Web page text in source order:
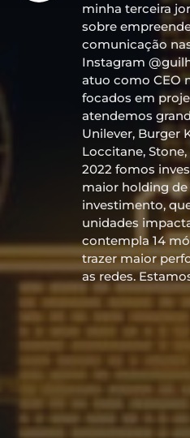
minha terceira
sobre
comunicação
Instagram
atuo como CEO
focados em
atendemos
Unilever, Burger
Loccitane,
2022 fomos
maior holding de
investimento,
unidades
contempla 14
trazer maior
as redes.